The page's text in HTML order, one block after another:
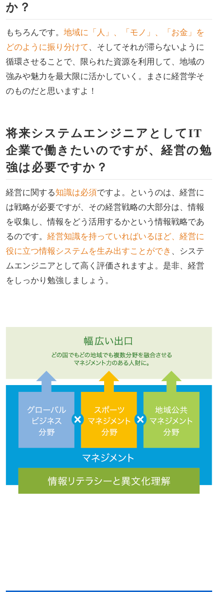
か？
もちろんです。 地域に「人」、「モノ」、「お金」を
どのように振り分けて 、そしてそれが滞らないように
循環させることで、限られた資源を利用して、地域の
強みや魅力を最大限に活かしていく。まさに経営学そ
のものだと思いますよ！
将来システムエンジニアとしてIT
企業で働きたいのですが、経営の勉
強は必要ですか？
経営に関する知識は必須ですよ。というのは、経営に
は戦略が必要ですが、その経営戦略の大部分は、情報
を収集し、情報をどう活用するかという情報戦略であ
るのです。 経営知識を持っていればいるほど、経営に
役に立つ情報システムを生み出すことができ 、システ
ムエンジニアとして高く評価されますよ。是非、経営
をしっかり勉強しましょう。